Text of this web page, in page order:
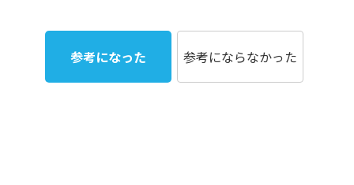
参考になった 参考にならなかった